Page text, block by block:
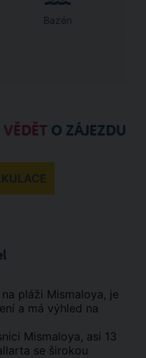
Bazén
VĚDĚT O ZÁJEZDU
pláži Mismaloya, je
a má výhled na
Mismaloya, asi 13
se širokou